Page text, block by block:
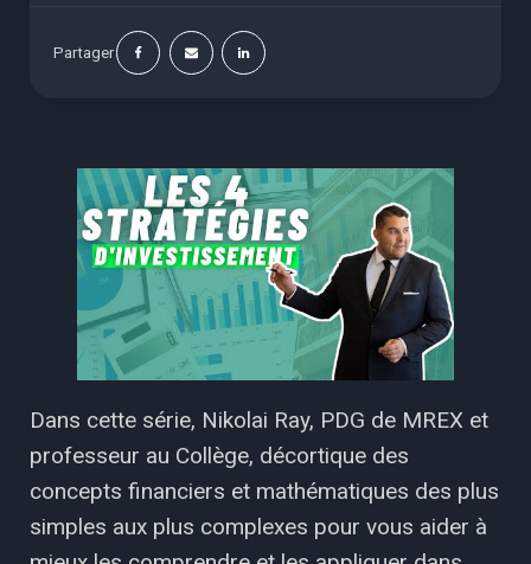
Partager
Dans cette série, Nikolai Ray, PDG de MREX et
professeur au Collège, décortique des
concepts financiers et mathématiques des plus
simples aux plus complexes pour vous aider à